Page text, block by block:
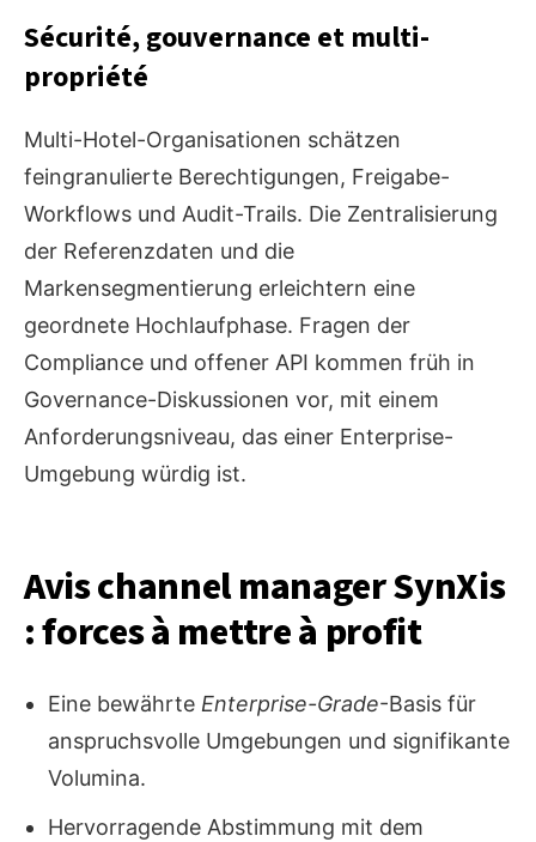
Sécurité, gouvernance et multi-
propriété
Multi-Hotel-Organisationen schätzen
feingranulierte Berechtigungen, Freigabe-
Workflows und Audit-Trails. Die Zentralisierung
der Referenzdaten und die
Markensegmentierung erleichtern eine
geordnete Hochlaufphase. Fragen der
Compliance und offener API kommen früh in
Governance-Diskussionen vor, mit einem
Anforderungsniveau, das einer Enterprise-
Umgebung würdig ist.
Avis channel manager SynXis
: forces à mettre à profit
Eine bewährte Enterprise-Grade-Basis für
anspruchsvolle Umgebungen und signifikante
Volumina.
Hervorragende Abstimmung mit dem